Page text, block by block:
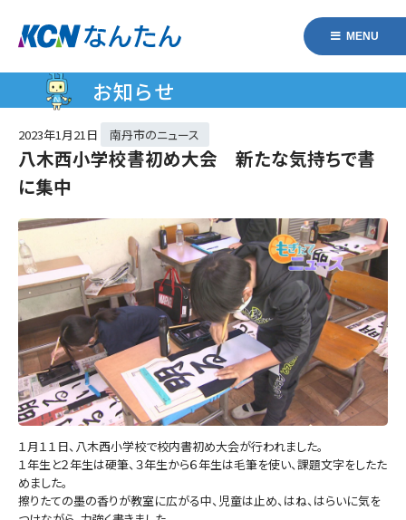
MENU
お知らせ
2023年1月21日 南丹市のニュース
八木西小学校書初め大会 新たな気持ちで書
に集中
１月１１日、八木西小学校で校内書初め大会が行われました。
１年生と２年生は硬筆、３年生から６年生は毛筆を使い、課題文字をしたた
めました。
擦りたての墨の香りが教室に広がる中、児童は止め、はね、はらいに気を